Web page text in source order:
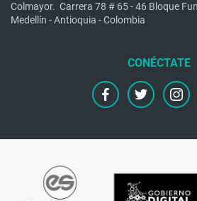
Colmayor. Carrera 78 # 65 - 46 Bloque
Medellín - Antioquia - Colombia